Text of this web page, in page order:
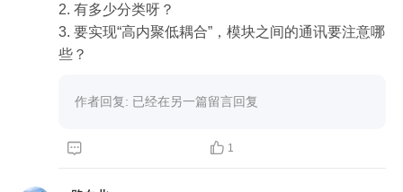
2. 有多少分类呀？
3. 要实现“高内聚低耦合”，模块之间的通讯要注意哪
些？
作者回复: 已经在另一篇留言回复
  1